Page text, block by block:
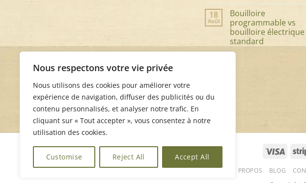
Nous respectons votre vie privée
Nous utilisons des cookies pour améliorer votre
expérience de navigation, diffuser des publicités ou du
contenu personnalisés, et analyser notre trafic. En
cliquant sur « Tout accepter », vous consentez à notre
utilisation des cookies.
Customise Reject All Accept All
et
qualité
de
votre
théière
cuillère
à
thé
l’accessoire
au
cœur
votre
sur
Pourquoi
choisir
une
bouilloire
induction
réglable
18
Août
Bouilloire
programmable vs
bouilloire électrique
standard
Aucun
Visa
À PROPOS BLOG